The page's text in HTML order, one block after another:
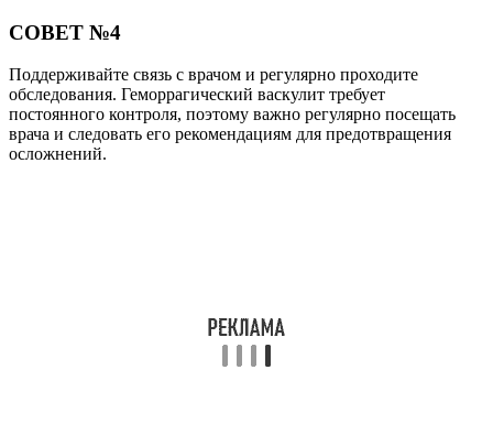
СОВЕТ №4
Поддерживайте связь с врачом и регулярно проходите
обследования. Геморрагический васкулит требует
постоянного контроля, поэтому важно регулярно посещать
врача и следовать его рекомендациям для предотвращения
осложнений.